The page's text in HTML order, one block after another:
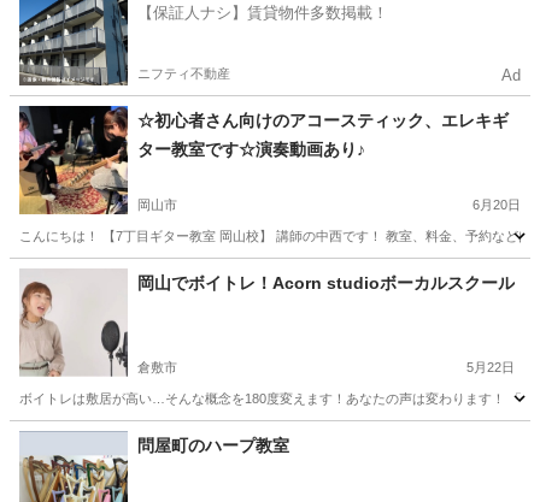
【保証人ナシ】賃貸物件多数掲載！
ニフティ不動産 Ad
☆初心者さん向けのアコースティック、エレキギ
ター教室です☆演奏動画あり♪
岡山市 6月20日
こんにちは！ 【7丁目ギター教室 岡山校】 講師の中西です！ 教室、料金、予約など
岡山 岡山市 ギター
岡山でボイトレ！Acorn studioボーカルスクール
倉敷市 5月22日
ボイトレは敷居が高い…そんな概念を180度変えます！あなたの声は変わります！ 「
岡山 倉敷市 ボーカル スタジオ
問屋町のハープ教室